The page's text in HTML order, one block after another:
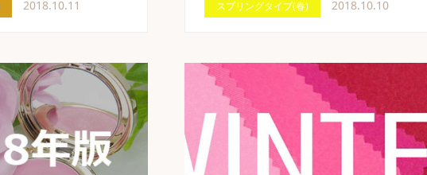
2018.10.11 スプリングタイプ(春) 2018.10.10